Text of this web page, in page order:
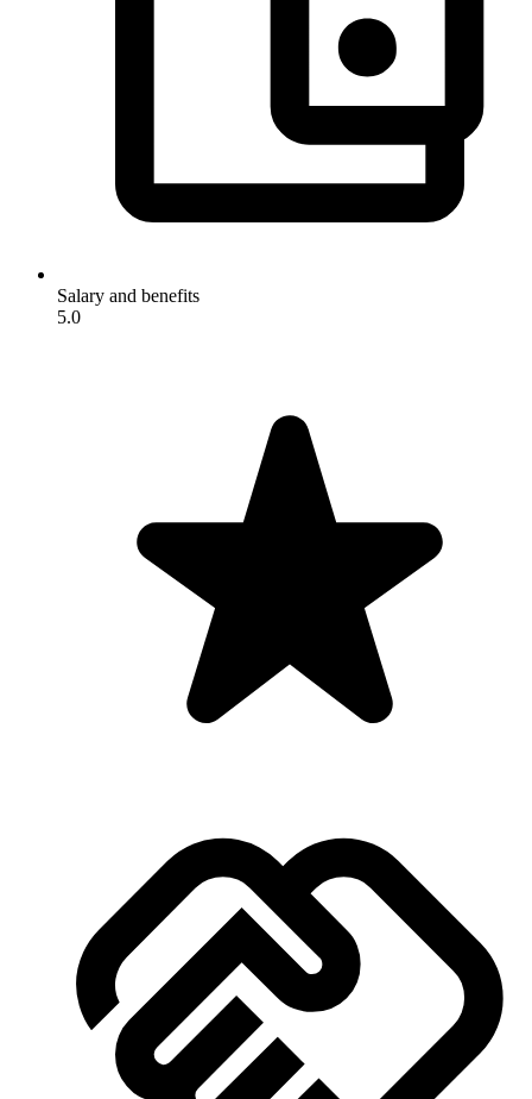
Salary and benefits
5.0